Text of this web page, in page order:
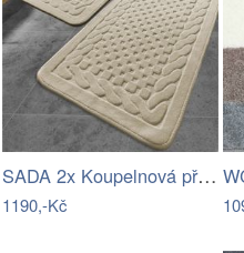
SADA 2x Koupelnová předložka BAMBI 60…
1190,-Kč